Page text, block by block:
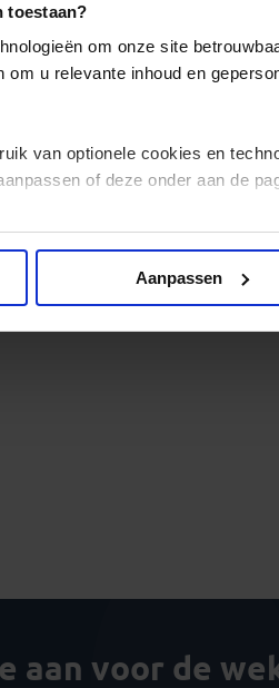
toestaan?
om onze site
u relevante inhoud en
van optionele cookies en
of deze onder aan de
Aanpassen
aan voor de